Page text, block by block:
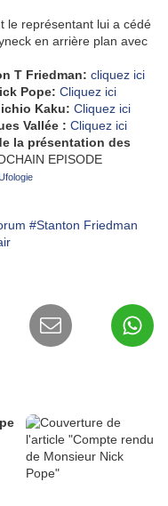
le représentant lui a cédé
en arrière plan avec
T Friedman: cliquez ici
Pope: Cliquez ici
Kaku: Cliquez ici
Vallée : Cliquez ici
la présentation des
EPISODE
#Stanton Friedman